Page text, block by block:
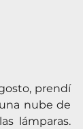
prendí
nube de
lámparas.